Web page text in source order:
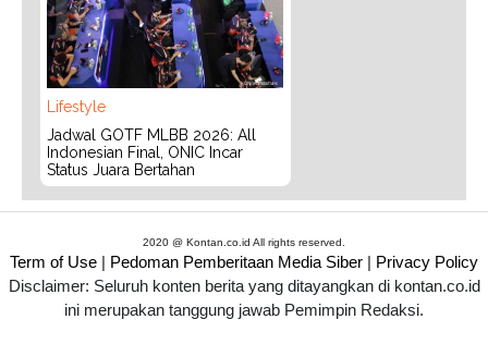
Lifestyle
Jadwal GOTF MLBB 2026: All
Indonesian Final, ONIC Incar
Status Juara Bertahan
2020 @ Kontan.co.id All rights reserved.
Term of Use | Pedoman Pemberitaan Media Siber | Privacy Policy
Disclaimer: Seluruh konten berita yang ditayangkan di kontan.co.id
ini merupakan tanggung jawab Pemimpin Redaksi.